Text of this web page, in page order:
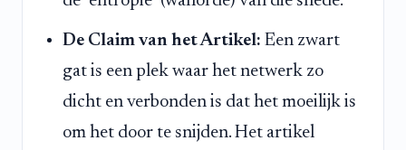
De Claim van het Artikel: Een zwart
gat is een plek waar het netwerk zo
dicht en verbonden is dat het moeilijk is
om het door te snijden. Het artikel